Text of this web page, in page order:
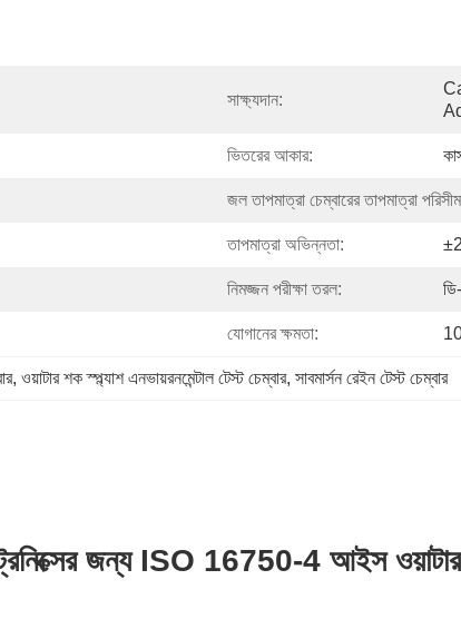
সাক্ষ্যদান:
ভিতরের আকার:
জল তাপমাত্রা চেম্বারের তাপমাত্রা
তাপমাত্রা অভিন্নতা:
নিমজ্জন পরীক্ষা তরল:
যোগানের ক্ষমতা:
, ওয়াটার শক স্প্ল্যাশ এনভায়রনমেন্টাল টেস্ট চেম্বার, সাবমার্সন রেইন টেস্ট চেম্বার
জন্য ISO 16750-4 আইস ওয়াটার